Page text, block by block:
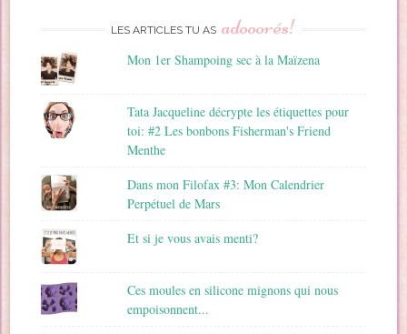
LES ARTICLES TU AS adooorés!
Mon 1er Shampoing sec à la Maïzena
Tata Jacqueline décrypte les étiquettes pour
toi: #2 Les bonbons Fisherman's Friend
Menthe
Dans mon Filofax #3: Mon Calendrier
Perpétuel de Mars
Et si je vous avais menti?
Ces moules en silicone mignons qui nous
empoisonnent...